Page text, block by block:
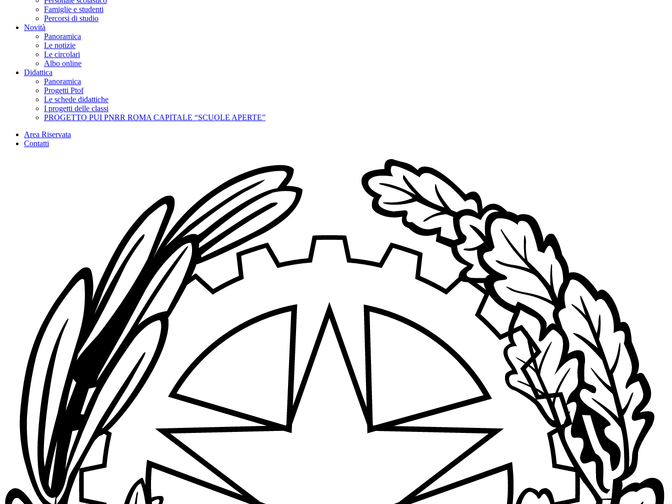
Famiglie e studenti
Percorsi di studio
Novità
Panoramica
Le notizie
Le circolari
Albo online
Didattica
Panoramica
Progetti Ptof
Le schede didattiche
I progetti delle classi
PROGETTO PUI PNRR ROMA CAPITALE “SCUOLE APERTE”
Area Riservata
Contatti